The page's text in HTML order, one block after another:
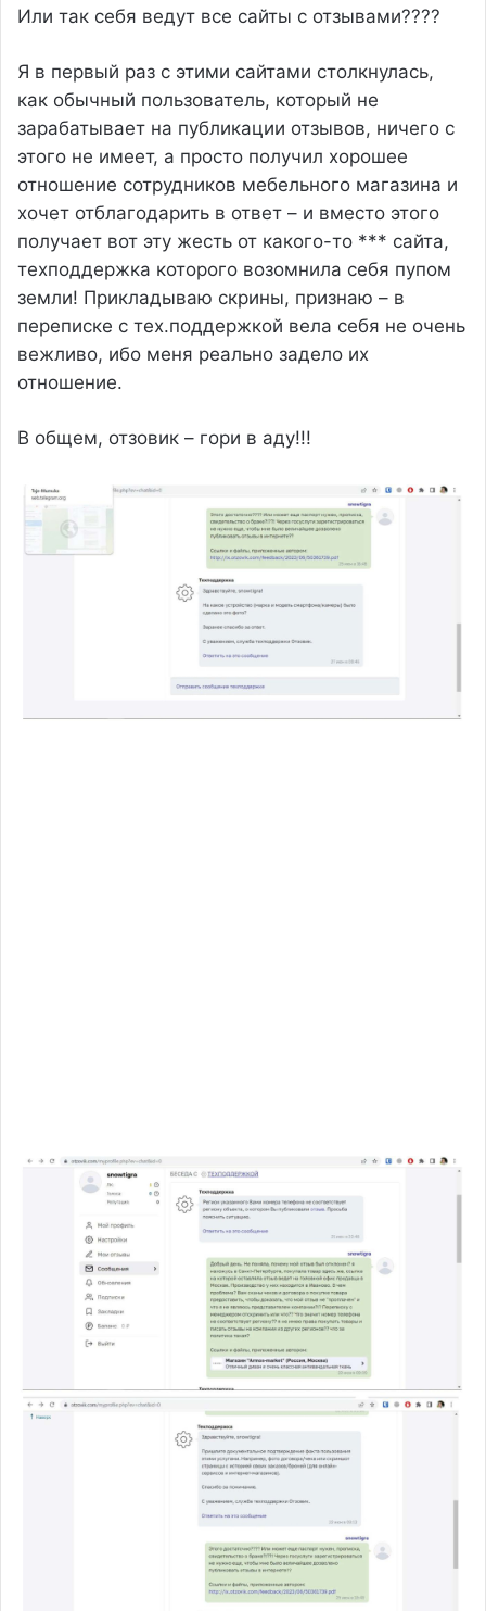
Или так себя ведут все сайты с отзывами????
Я в первый раз с этими сайтами столкнулась,
как обычный пользователь, который не
зарабатывает на публикации отзывов, ничего с
этого не имеет, а просто получил хорошее
отношение сотрудников мебельного магазина и
хочет отблагодарить в ответ – и вместо этого
получает вот эту жесть от какого-то *** сайта,
техподдержка которого возомнила себя пупом
земли! Прикладываю скрины, признаю – в
переписке с тех.поддержкой вела себя не очень
вежливо, ибо меня реально задело их
отношение.
В общем, отзовик – гори в аду!!!